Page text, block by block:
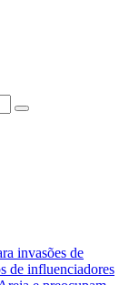
invasões de
de influenciadores